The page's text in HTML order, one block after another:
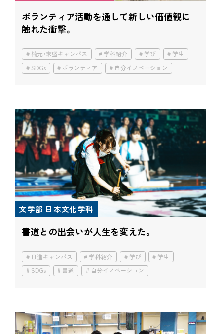
ボランティア活動を通して新しい価値観に
触れた衝撃。
楠元・末盛キャンパス 学科紹介 学び
学生
SDGs
ボランティア 自分イノベーション
文学部 日本文化学科
書道との出会いが人生を変えた。
日進キャンパス 学科紹介 学び
学生
SDGs
書道 自分イノベーション